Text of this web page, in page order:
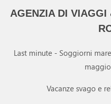
AGENZIA DI VIAGGI
Last minute - Soggiorni
Vacanze svago e